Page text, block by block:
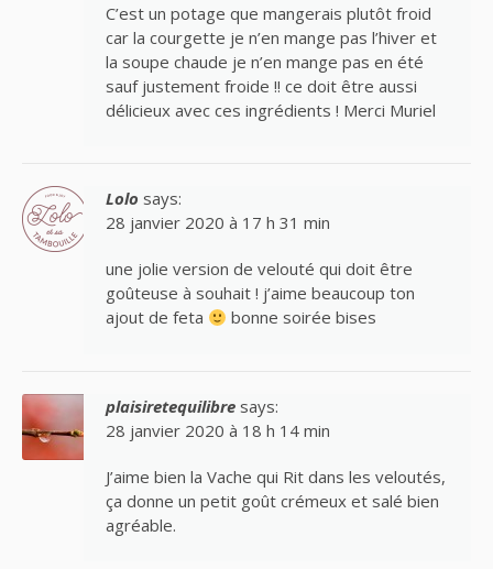
C’est un potage que mangerais plutôt froid
car la courgette je n’en mange pas l’hiver et
la soupe chaude je n’en mange pas en été
sauf justement froide !! ce doit être aussi
délicieux avec ces ingrédients ! Merci Muriel
Lolo says:
28 janvier 2020 à 17 h 31 min
une jolie version de velouté qui doit être
goûteuse à souhait ! j’aime beaucoup ton
ajout de feta
bonne soirée bises
plaisiretequilibre says:
28 janvier 2020 à 18 h 14 min
J’aime bien la Vache qui Rit dans les veloutés,
ça donne un petit goût crémeux et salé bien
agréable.